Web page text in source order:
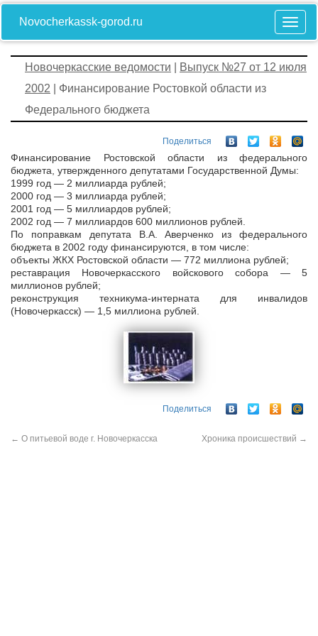
Novocherkassk-gorod.ru
Новочеркасские ведомости
Выпуск №27 от 12 июля
2002 | Финансирование Ростовкой области из
Федерального бюджета
Поделиться
Финансирование Ростовской области из федерального
бюджета, утвержденного депутатами Государственной Думы:
1999 год — 2 миллиарда рублей;
2000 год — 3 миллиарда рублей;
2001 год — 5 миллиардов рублей;
2002 год — 7 миллиардов 600 миллионов рублей.
По поправкам депутата В.А. Аверченко из федерального
бюджета в 2002 году финансируются, в том числе:
объекты ЖКХ Ростовской области — 772 миллиона рублей;
реставрация Новочеркасского войскового собора — 5
миллионов рублей;
реконструкция техникума-интерната для инвалидов
(Новочеркасск) — 1,5 миллиона рублей.
Поделиться
← О питьевой воде г. Новочеркасска Хроника происшествий →